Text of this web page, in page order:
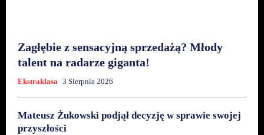
Zagłębie z sensacyjną sprzedażą? Młody
talent na radarze giganta!
Ekstraklasa 3 Sierpnia 2026
Mateusz Żukowski podjął decyzję w sprawie swojej
przyszłości